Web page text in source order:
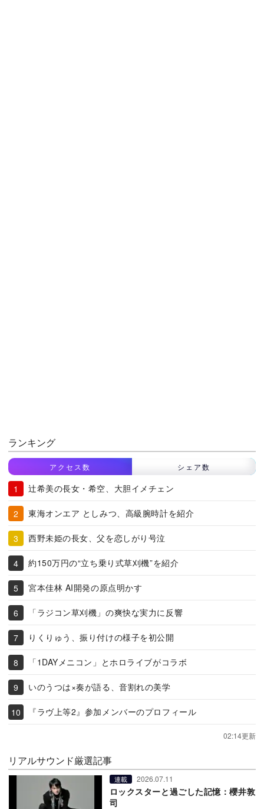
ランキング
アクセス数 シェア数
辻希美の長女・希空、大胆イメチェン
東海オンエア としみつ、高級腕時計を紹介
西野未姫の長女、父を恋しがり号泣
約150万円の“立ち乗り式草刈機”を紹介
宮本佳林 AI開発の原点明かす
「ラジコン草刈機」の爽快な実力に反響
りくりゅう、振り付けの様子を初公開
「1DAYメニコン」とホロライブがコラボ
いのうつは×奏が語る、音割れの美学
『ラヴ上等2』参加メンバーのプロフィール
02:14更新
リアルサウンド厳選記事
連載 2026.07.11
ロックスターと過ごした記憶：櫻井敦
司